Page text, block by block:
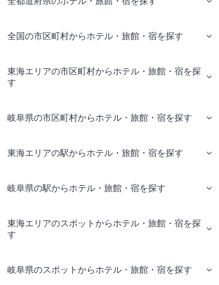
全国の市区町村からホテル・旅館・宿を探す
東海エリアの市区町村からホテル・旅館・宿を探
す
岐阜県の市区町村からホテル・旅館・宿を探す
東海エリアの駅からホテル・旅館・宿を探す
岐阜県の駅からホテル・旅館・宿を探す
東海エリアのスポットからホテル・旅館・宿を探
す
岐阜県のスポットからホテル・旅館・宿を探す